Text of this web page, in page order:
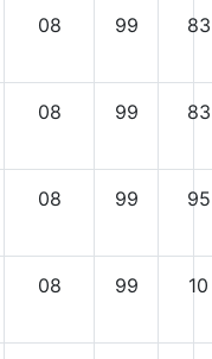
08 99 83
08 99 83
08 99 95
08 99 10